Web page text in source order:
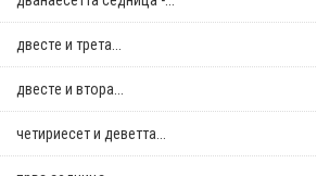
двестe и трета...
двестe и втора...
четириесет и деветта...